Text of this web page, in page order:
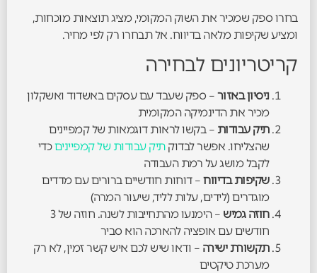
בחרו ספק שמכיר את השוק המקומי, מציג תוצאות מוכחות,
ומציע שקיפות מלאה בדיווח. אל תבחרו רק לפי מחיר.
קריטריונים לבחירה
ניסיון באזור – ספק שעבד עם עסקים באשדוד ואשקלון
מכיר את הדינמיקה המקומית
תיק עבודות – בקשו לראות דוגמאות של קמפיינים
שהצליחו. אפשר לבדוקתיק עבודות של קמפייניםכדי
לקבל מושג על רמת העבודה
שקיפות בדיווח– דוחות חודשיים ברורים עם מדדים
מוגדרים (לידים, עלות לליד, שיעור המרה)
חוזה גמיש
– הימנעו מהתחייבות לשנה. חוזה של 3
חודשים עם אופציה להארכה הוא סביר
תקשורת ישירה – ודאו שיש לכם איש קשר זמין, לא רק
מערכת טיקטים